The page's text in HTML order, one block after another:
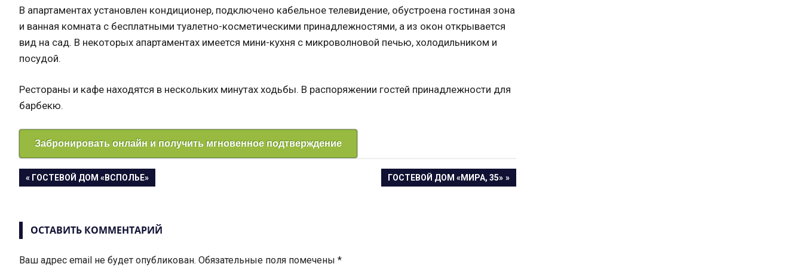
В апартаментах установлен кондиционер, подключено кабельное телевидение, обустроена гостиная зона
и ванная комната с бесплатными туалетно-косметическими принадлежностями, а из окон открывается
вид на сад. В некоторых апартаментах имеется мини-кухня с микроволновой печью, холодильником и
посудой.
Рестораны и кафе находятся в нескольких минутах ходьбы. В распоряжении гостей принадлежности для
барбекю.
Забронировать онлайн и получить мгновенное подтверждение
Навигация
записям
ПРЕДЫДУЩАЯ
ГОСТЕВОЙ ДОМ «ВСПОЛЬЕ»
СЛЕДУЮЩАЯ
ГОСТЕВОЙ ДОМ «МИРА, 35»
ОСТАВИТЬ КОММЕНТАРИЙ
Ваш адрес email не будет опубликован. Обязательные поля помечены *